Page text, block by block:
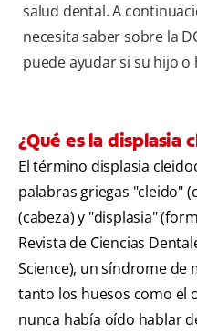
salud dental. A
necesita saber sobre la
puede ayudar si su hijo o
¿Qué es la displasia
El término displasia
palabras griegas "cleido"
(cabeza) y "displasia"
Revista de Ciencias
Science), un síndrome de
tanto los huesos como el
nunca había oído hablar